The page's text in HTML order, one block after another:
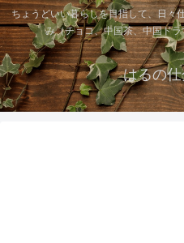
ちょうどいい暮らしを目指して、日々
み（チョコ、中国茶、中国ド
はるの